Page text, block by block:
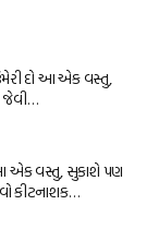
દો આ એક વસ્તુ,
જેવી…
આ એક વસ્તુ, સુકાશે પણ
કીટનાશક…